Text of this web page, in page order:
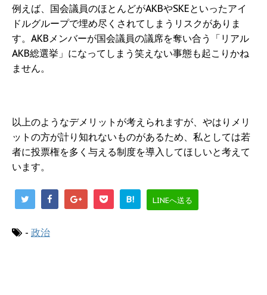
例えば、国会議員のほとんどがAKBやSKEといったアイ
ドルグループで埋め尽くされてしまうリスクがありま
す。AKBメンバーが国会議員の議席を奪い合う「リアル
AKB総選挙」になってしまう笑えない事態も起こりかね
ません。
以上のようなデメリットが考えられますが、やはりメリ
ットの方が計り知れないものがあるため、私としては若
者に投票権を多く与える制度を導入してほしいと考えて
います。
B! LINEへ送る
- 政治